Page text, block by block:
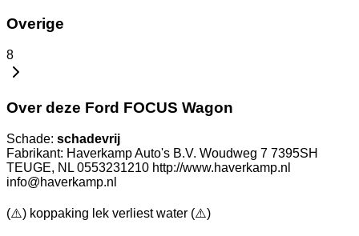
Overige
8
Over deze Ford FOCUS Wagon
Schade: schadevrij
Fabrikant: Haverkamp Auto's B.V. Woudweg 7 7395SH
TEUGE, NL 0553231210 http://www.haverkamp.nl
info@haverkamp.nl
(⚠️) koppaking lek verliest water (⚠️)